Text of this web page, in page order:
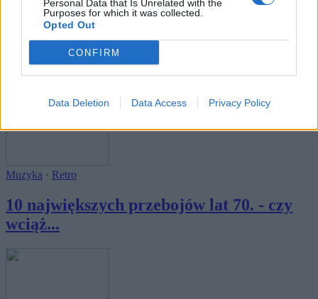
Personal Data that Is Unrelated with the
Purposes for which it was collected.
Opted Out
CONFIRM
Data Deletion Data Access Privacy Policy
10 największych przebojów
przedwojennych - cz...
Muzyka · Retro
10 największych przebojów lat 70. - czy
wciąż...